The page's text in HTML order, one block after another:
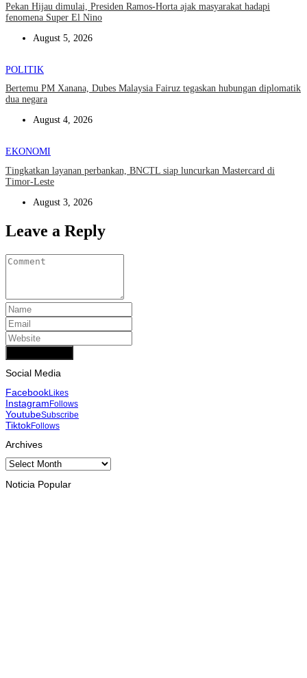
Pekan Hijau dimulai, Presiden Ramos-Horta ajak masyarakat hadapi
fenomena Super El Nino
August 5, 2026
POLITIK
Bertemu PM Xanana, Dubes Malaysia Fairuz tegaskan hubungan diplomatik
dua negara
August 4, 2026
EKONOMI
Tingkatkan layanan perbankan, BNCTL siap luncurkan Mastercard di
Timor-Leste
August 3, 2026
Leave a Reply
Social Media
FacebookLikes
InstagramFollows
YoutubeSubscribe
TiktokFollows
Archives
Archives
Noticia Popular